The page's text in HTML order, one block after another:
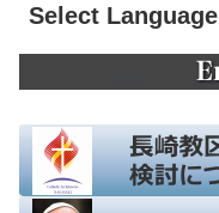
Select Language